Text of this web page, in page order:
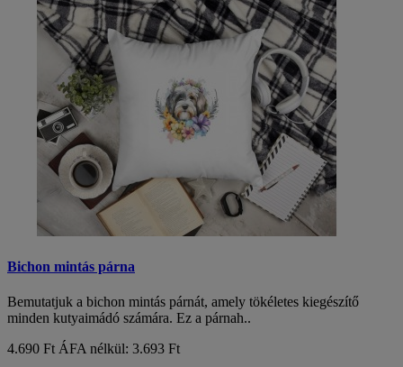
Bichon mintás párna
Bemutatjuk a bichon mintás párnát, amely tökéletes kiegészítő
minden kutyaimádó számára. Ez a párnah..
4.690 FtÁFA nélkül: 3.693 Ft